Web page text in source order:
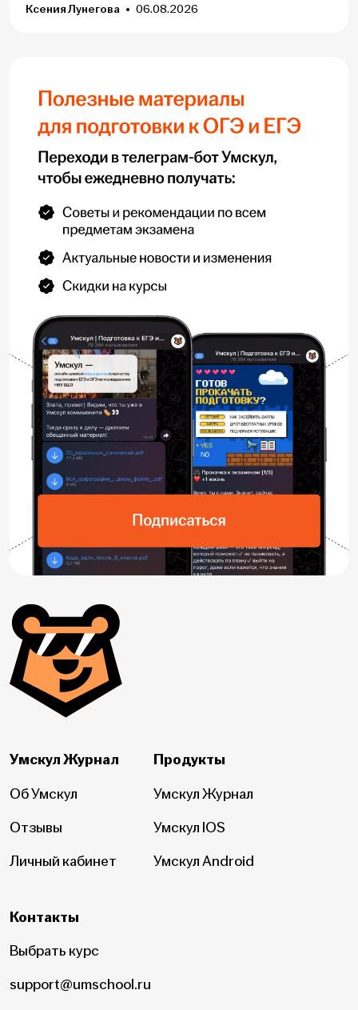
Ксения Лунегова 06.08.2026
Умскул Журнал
Об Умскул
Отзывы
Личный кабинет
Продукты
Умскул Журнал
Умскул IOS
Умскул Android
Контакты
Выбрать курс
support@umschool.ru